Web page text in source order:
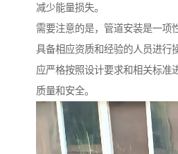
减少能量损失。
需要注意的是，管道安装是一项
具备相应资质和经验的人员进行
应严格按照设计要求和相关标准
质量和安全。